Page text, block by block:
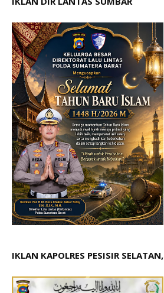
IKLAN KAPOLRES PESISIR SELATAN,